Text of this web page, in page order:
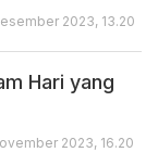
2023, 13.20
Hari yang
2023, 16.20